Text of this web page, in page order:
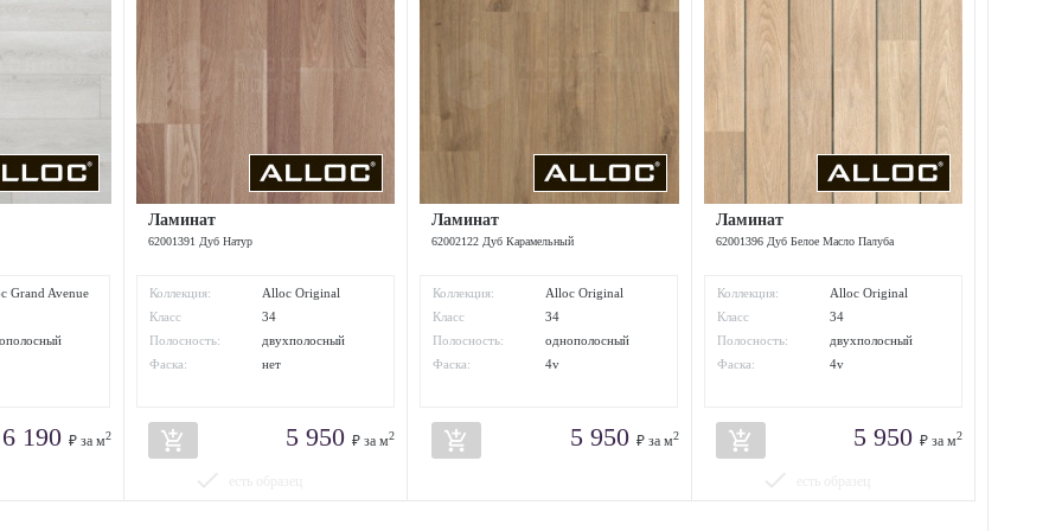
Grand Avenue
6 190 ₽ за м2
Ламинат
62001391 Дуб Натур
Коллекция:
Alloc Original
Класс
износостойкости:
34
Полосность:
двухполосный
Фаска:
нет
add_shopping_cart 5 950₽ за м2
Ламинат
62002122 Дуб Карамельный
Коллекция:
Alloc Original
Класс
износостойкости:
34
Полосность:
однополосный
Фаска:
4v
add_shopping_cart 5 950 ₽ за м2
Ламинат
62001396 Дуб Белое Масло Палуба
Коллекция:
Alloc Original
Класс
износостойкости:
34
Полосность:
двухполосный
Фаска:
4v
add_shopping_cart 5 950 ₽ за м2